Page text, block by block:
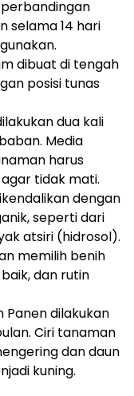
selama 14 hari
dibuat di tengah
posisi tunas
dua kali
Media
harus
tidak mati.
dengan
seperti dari
atsiri (hidrosol).
memilih benih
dan rutin
Panen dilakukan
Ciri tanaman
dan daun
kuning.